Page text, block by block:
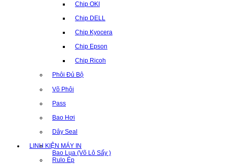
Chip OKI
Chip DELL
Chip Kyocera
Chip Epson
Chip Ricoh
Phôi Đủ Bộ
Võ Phôi
Pass
Bao Hơi
Dây Seal
LINH KIỆN MÁY IN
Bao Lụa (Võ Lô Sấy )
Rulo Ép